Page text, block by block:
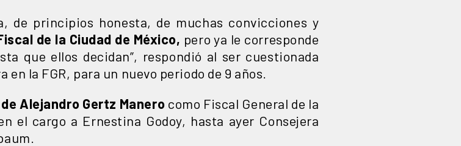
de principios honesta, de muchas convicciones y
de la Ciudad de México, pero ya le corresponde
que ellos decidan”, respondió al ser cuestionada
la FGR, para un nuevo periodo de 9 años.
Alejandro Gertz Manero como Fiscal General de la
el cargo a Ernestina Godoy, hasta ayer Consejera